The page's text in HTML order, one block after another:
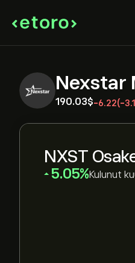
Nexstar
190.03‎$‎-6.22(-
NXST
‎5.05‎ Kulunut